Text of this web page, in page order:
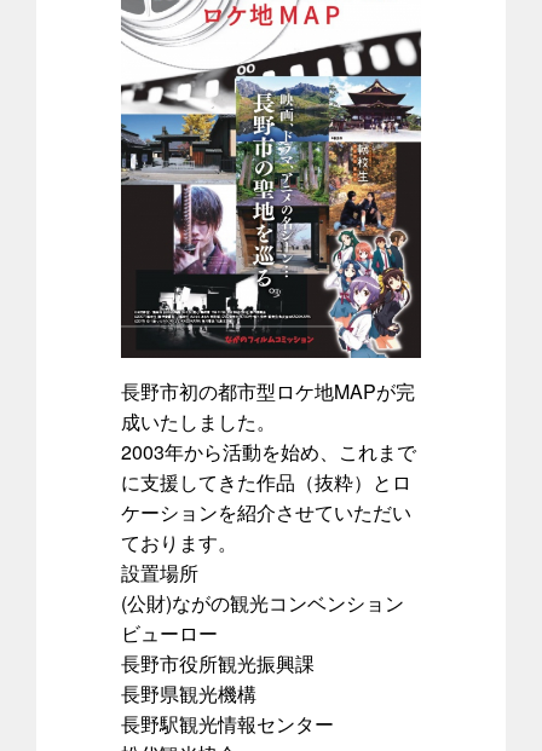
長野市初の都市型ロケ地MAPが完
成いたしました。
2003年から活動を始め、これまで
に支援してきた作品（抜粋）とロ
ケーションを紹介させていただい
ております。
設置場所
(公財)ながの観光コンベンション
ビューロー
長野市役所観光振興課
長野県観光機構
長野駅観光情報センター